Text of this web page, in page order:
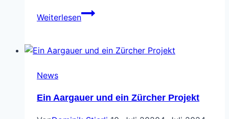
Weiterlesen
Alles
Gute
Jahr
News
Ein Aargauer und ein Zürcher Projekt